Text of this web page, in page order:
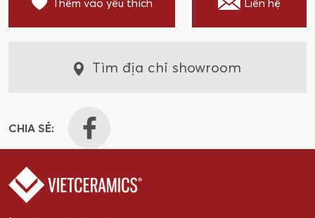
Thêm vào yêu thích Liên hệ
Tìm địa chỉ showroom
CHIA SẺ: